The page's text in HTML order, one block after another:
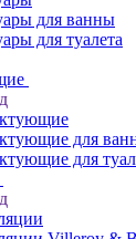
для ванны
для туалета
для
для